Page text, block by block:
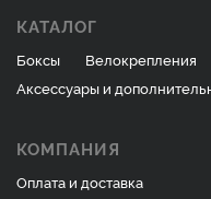
КАТАЛОГ
Боксы Велокрепления
Аксессуары и
КОМПАНИЯ
Оплата и доставка